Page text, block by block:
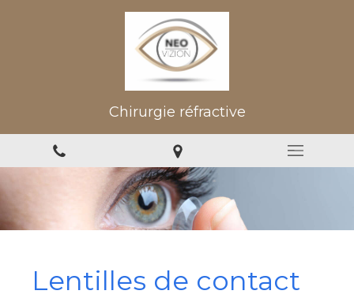
Chirurgie réfractive
Lentilles de contact